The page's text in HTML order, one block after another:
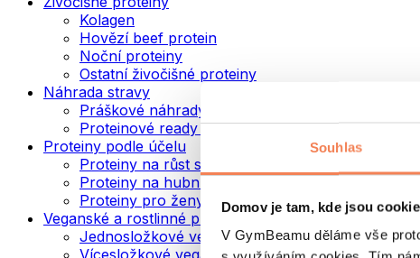
Souhlas
Domov je tam, kde jsou
V GymBeamu děláme vše
Kolagen
Hovězí beef protein
Noční proteiny
Ostatní živočišné proteiny
Náhrada stravy
Práškové náhrady stravy
Proteinové ready to drink nápoje
Proteiny podle účelu
Proteiny na růst svalů
Proteiny na hubnutí
Proteiny pro ženy
Veganské a rostlinné proteiny
Jednosložkové veganské proteiny
Vícesložkové veganské proteiny